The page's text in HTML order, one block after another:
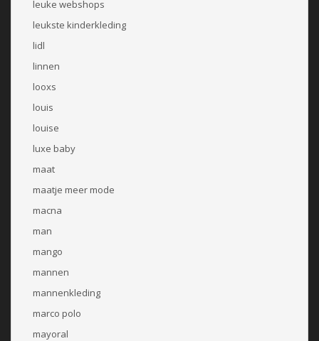
leuke webshops
leukste kinderkleding
lidl
linnen
looxs
louis
louise
luxe baby
maat
maatje meer mode
macna
man
mango
mannen
mannenkleding
marco polo
mayoral